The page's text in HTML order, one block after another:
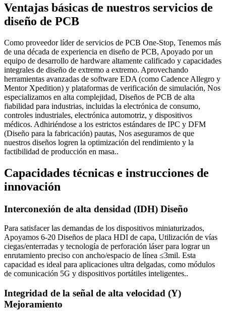
Ventajas básicas de nuestros servicios de
diseño de PCB
Como proveedor líder de servicios de PCB One-Stop, Tenemos más
de una década de experiencia en diseño de PCB, Apoyado por un
equipo de desarrollo de hardware altamente calificado y capacidades
integrales de diseño de extremo a extremo. Aprovechando
herramientas avanzadas de software EDA (como Cadence Allegro y
Mentor Xpedition) y plataformas de verificación de simulación, Nos
especializamos en alta complejidad, Diseños de PCB de alta
fiabilidad para industrias, incluidas la electrónica de consumo,
controles industriales, electrónica automotriz, y dispositivos
médicos. Adhiriéndose a los estrictos estándares de IPC y DFM
(Diseño para la fabricación) pautas, Nos aseguramos de que
nuestros diseños logren la optimización del rendimiento y la
factibilidad de producción en masa..
Capacidades técnicas e instrucciones de
innovación
Interconexión de alta densidad (IDH) Diseño
Para satisfacer las demandas de los dispositivos miniaturizados,
Apoyamos 6-20 Diseños de placa HDI de capa, Utilización de vías
ciegas/enterradas y tecnología de perforación láser para lograr un
enrutamiento preciso con ancho/espacio de línea ≤3mil. Esta
capacidad es ideal para aplicaciones ultra delgadas, como módulos
de comunicación 5G y dispositivos portátiles inteligentes..
Integridad de la señal de alta velocidad (Y)
Mejoramiento